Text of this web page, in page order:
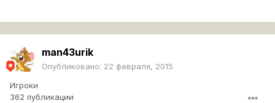
man43urik
Опубликовано: 22 февраля, 2015
Игроки
362 публикации